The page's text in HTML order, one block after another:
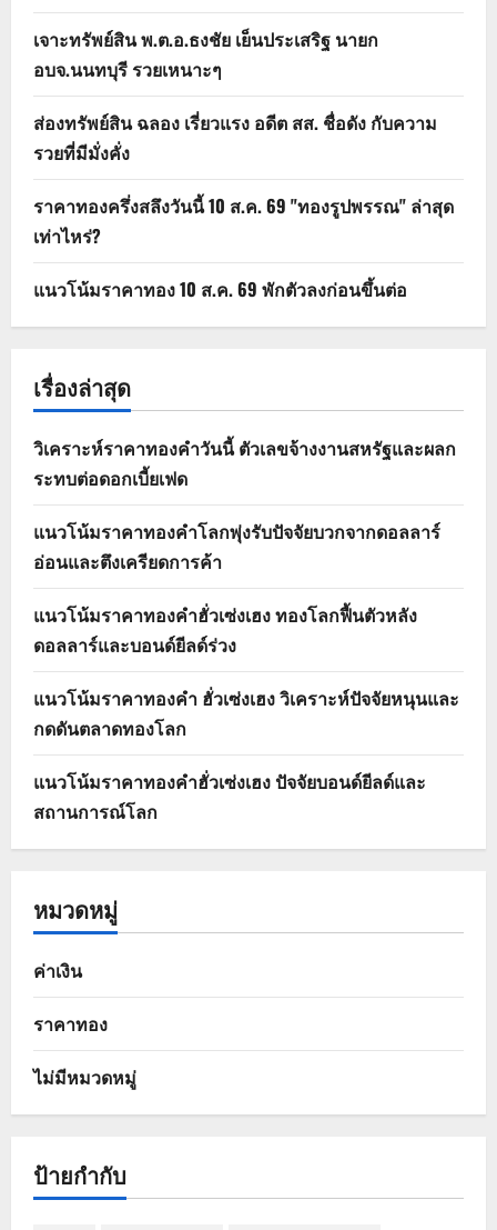
เจาะทรัพย์สิน พ.ต.อ.ธงชัย เย็นประเสริฐ นายก
อบจ.นนทบุรี รวยเหนาะๆ
ส่องทรัพย์สิน ฉลอง เรี่ยวแรง อดีต สส. ชื่อดัง กับความ
รวยที่มีมั่งคั่ง
ราคาทองครึ่งสลึงวันนี้ 10 ส.ค. 69 "ทองรูปพรรณ" ล่าสุด
เท่าไหร่?
แนวโน้มราคาทอง 10 ส.ค. 69 พักตัวลงก่อนขึ้นต่อ
เรื่องล่าสุด
วิเคราะห์ราคาทองคำวันนี้ ตัวเลขจ้างงานสหรัฐและผลก
ระทบต่อดอกเบี้ยเฟด
แนวโน้มราคาทองคำโลกพุ่งรับปัจจัยบวกจากดอลลาร์
อ่อนและตึงเครียดการค้า
แนวโน้มราคาทองคำฮั่วเซ่งเฮง ทองโลกฟื้นตัวหลัง
ดอลลาร์และบอนด์ยีลด์ร่วง
แนวโน้มราคาทองคำ ฮั่วเซ่งเฮง วิเคราะห์ปัจจัยหนุนและ
กดดันตลาดทองโลก
แนวโน้มราคาทองคำฮั่วเซ่งเฮง ปัจจัยบอนด์ยีลด์และ
สถานการณ์โลก
หมวดหมู่
ค่าเงิน
ราคาทอง
ไม่มีหมวดหมู่
ป้ายกำกับ